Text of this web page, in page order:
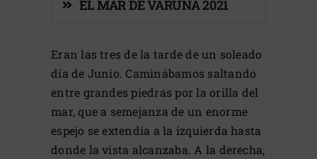
EL MAR DE VARUNA 2021
Eran las tres de la tarde de un soleado
día de Junio. Caminábamos saltando
entre grandes piedras por la orilla del
mar, que a semejanza de un enorme
espejo se extendía a la izquierda hasta
donde la vista alcanzaba. A la derecha,